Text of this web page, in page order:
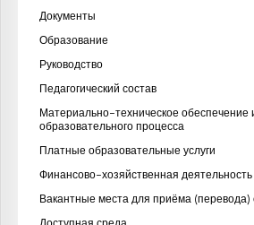
Документы
Образование
Руководство
Педагогический состав
Материально-техническое обеспечение
образовательного процесса
Платные образовательные услуги
Финансово-хозяйственная деятельность
Вакантные места для приёма